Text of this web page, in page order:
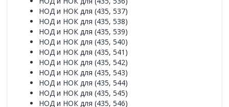
НОД и НОК для (435, 537)
НОД и НОК для (435, 538)
НОД и НОК для (435, 539)
НОД и НОК для (435, 540)
НОД и НОК для (435, 541)
НОД и НОК для (435, 542)
НОД и НОК для (435, 543)
НОД и НОК для (435, 544)
НОД и НОК для (435, 545)
НОД и НОК для (435, 546)